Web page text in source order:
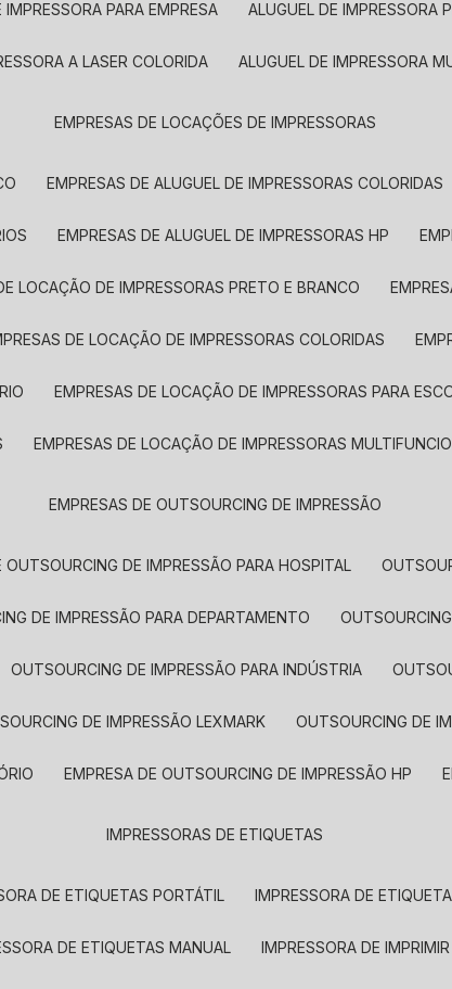
IMPRESSORA PARA EMPRESA ALUGUEL DE IMPRESSORA
A LASER COLORIDA ALUGUEL DE IMPRESSORA
EMPRESAS DE LOCAÇÕES DE IMPRESSORAS
EMPRESAS DE ALUGUEL DE IMPRESSORAS COLORIDAS
EMPRESAS DE ALUGUEL DE IMPRESSORAS HP
LOCAÇÃO DE IMPRESSORAS PRETO E BRANCO
DE LOCAÇÃO DE IMPRESSORAS COLORIDAS
EMPRESAS DE LOCAÇÃO DE IMPRESSORAS PARA
EMPRESAS DE LOCAÇÃO DE IMPRESSORAS
EMPRESAS DE OUTSOURCING DE IMPRESSÃO
OUTSOURCING DE IMPRESSÃO PARA HOSPITAL
DE IMPRESSÃO PARA DEPARTAMENTO
OUTSOURCING DE IMPRESSÃO PARA INDÚSTRIA
DE IMPRESSÃO LEXMARK OUTSOURCING DE
EMPRESA DE OUTSOURCING DE IMPRESSÃO HP
IMPRESSORAS DE ETIQUETAS
DE ETIQUETAS PORTÁTIL IMPRESSORA DE
DE ETIQUETAS MANUAL IMPRESSORA DE